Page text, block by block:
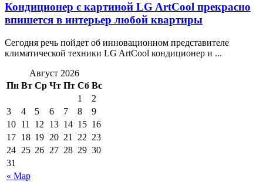
Кондиционер с картиной LG ArtCool прекрасно
впишется в интерьер любой квартиры
Сегодня речь пойдет об инновационном представителе
климатической техники LG ArtCool кондиционер и ...
Август 2026
Пн Вт Ср Чт Пт Сб Вс
« Мар
1
2
3
4 5 6 7 8
9
10 11 12 13 14 15 16
17 18 19 20 21 22 23
24 25 26 27 28 29 30
31